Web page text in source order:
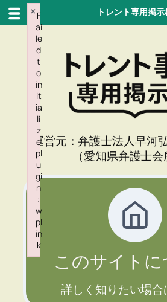
運営元：弁護士法人早河
（愛知県弁護士会
このサイトに
詳しく知りたい場合
トレント専用掲示
F
ai
le
d
t
o
in
it
ia
li
z
e
pl
u
gi
n
:
w
pl
in
k
×
Failed to initialize plugin: wplink